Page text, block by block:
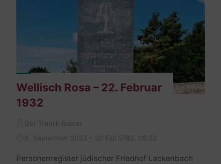
Wellisch Rosa – 22. Februar
1932
Der Transkribierer
6. September 2023 – 20 Elul 5783, 09:52
Personenregister jüdischer Friedhof Lackenbach